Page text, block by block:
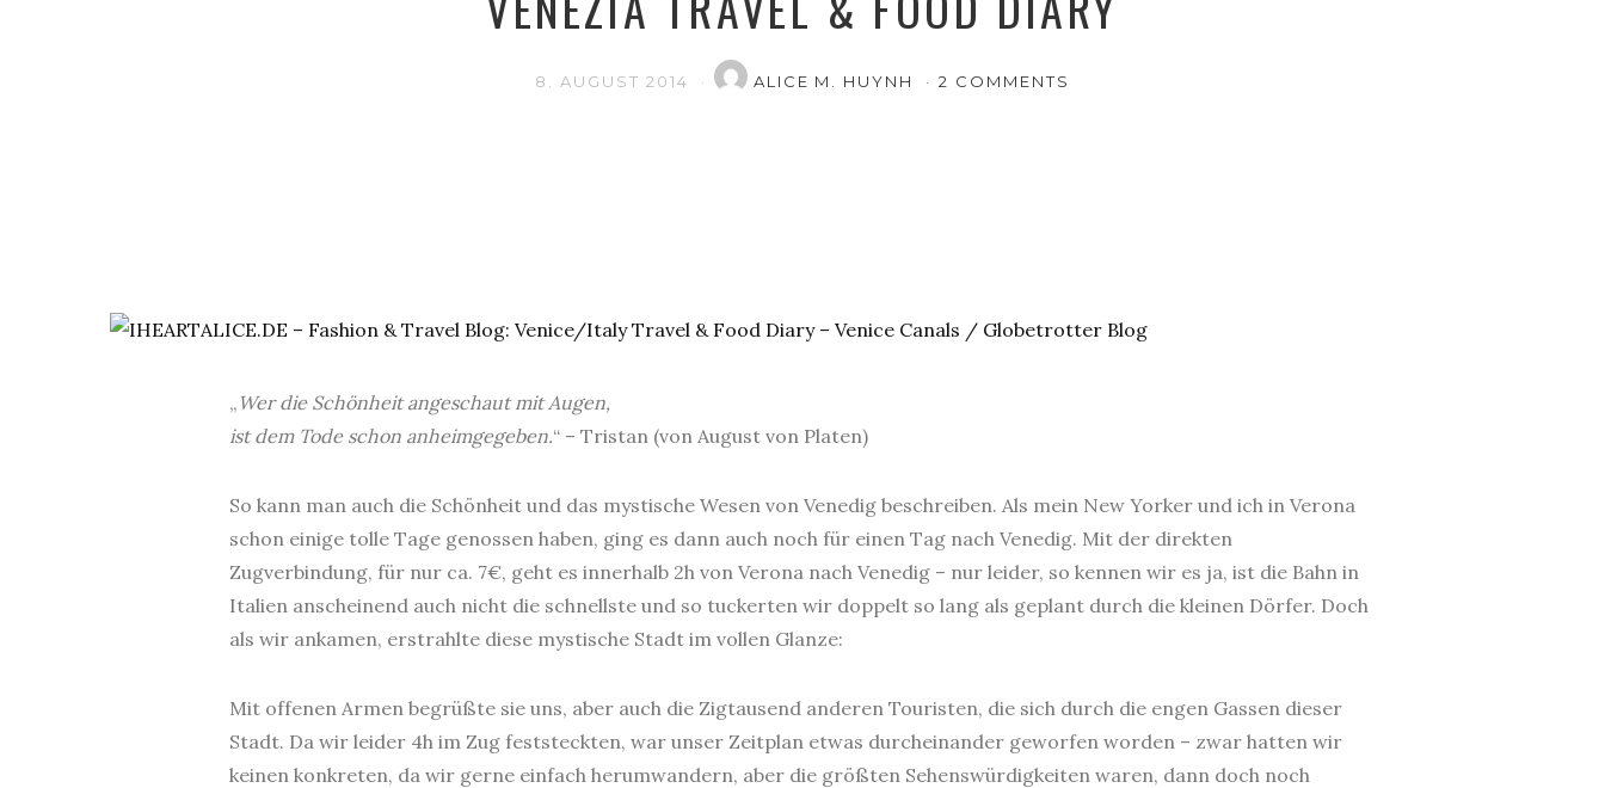
8. AUGUST 2014 ALICE M. HUYNH 2 COMMENTS
„ Wer die Schönheit angeschaut mit Augen,
ist dem Tode schon anheimgegeben.“ – Tristan (von August von Platen)
So kann man auch die Schönheit und das mystische Wesen von Venedig beschreiben. Als mein New Yorker und ich in Verona
schon einige tolle Tage genossen haben, ging es dann auch noch für einen Tag nach Venedig. Mit der direkten
Zugverbindung, für nur ca. 7€, geht es innerhalb 2h von Verona nach Venedig – nur leider, so kennen wir es ja, ist die Bahn in
Italien anscheinend auch nicht die schnellste und so tuckerten wir doppelt so lang als geplant durch die kleinen Dörfer. Doch
als wir ankamen, erstrahlte diese mystische Stadt im vollen Glanze:
Mit offenen Armen begrüßte sie uns, aber auch die Zigtausend anderen Touristen, die sich durch die engen Gassen dieser
Stadt. Da wir leider 4h im Zug feststeckten, war unser Zeitplan etwas durcheinander geworfen worden – zwar hatten wir
keinen konkreten, da wir gerne einfach herumwandern, aber die größten Sehenswürdigkeiten waren, dann doch noch